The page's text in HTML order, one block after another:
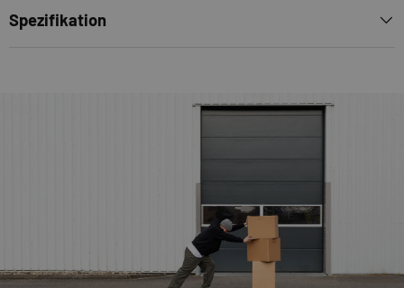
Spezifikation